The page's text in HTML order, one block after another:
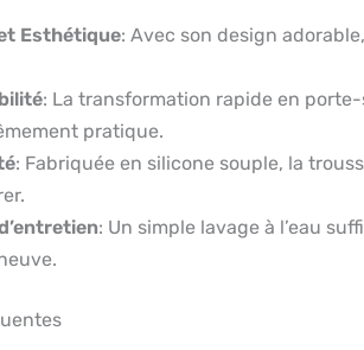
Esthétique: Avec son design
: La transformation rapide en
pratique.
: Fabriquée en silicone souple, la
: Un simple lavage à l’eau